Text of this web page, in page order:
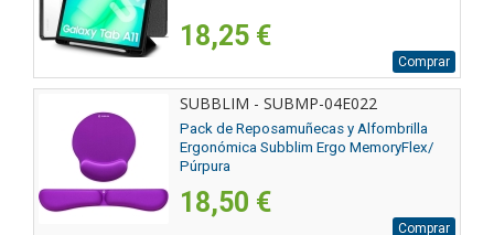
18,25 €
Comprar
SUBBLIM - SUBMP-04E022
Pack de Reposamuñecas y Alfombrilla
Ergonómica Subblim Ergo MemoryFlex/
Púrpura
18,50 €
Comprar